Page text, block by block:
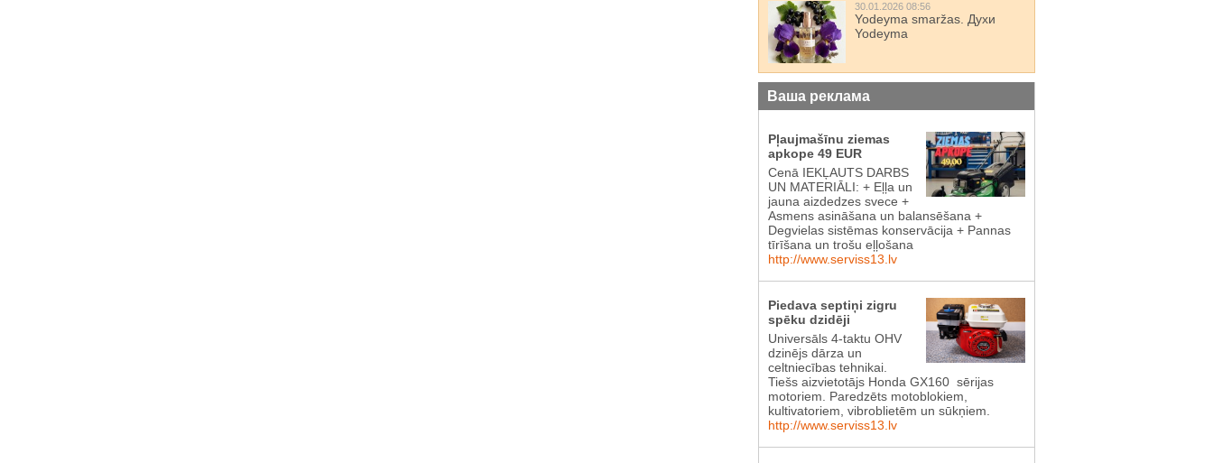
30.01.2026 08:56
Yodeyma smaržas. Духи
Yodeyma
Ваша реклама
Pļaujmašīnu ziemas
apkope 49 EUR
Cenā IEKĻAUTS DARBS
UN MATERIĀLI: + Eļļa un
jauna aizdedzes svece +
Asmens asināšana un balansēšana +
Degvielas sistēmas konservācija + Pannas
tīrīšana un trošu eļļošana
http://www.serviss13.lv
Piedava septiņi zigru
spēku dzidēji
Universāls 4-taktu OHV
dzinējs dārza un
celtniecības tehnikai.
Tiešs aizvietotājs Honda GX160 sērijas
motoriem. Paredzēts motoblokiem,
kultivatoriem, vibroblietēm un sūkņiem.
http://www.serviss13.lv